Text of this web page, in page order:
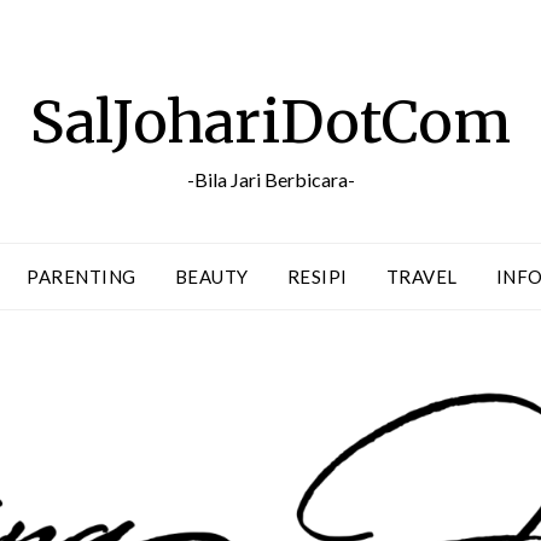
SalJohariDotCom
-Bila Jari Berbicara-
PARENTING BEAUTY RESIPI TRAVEL